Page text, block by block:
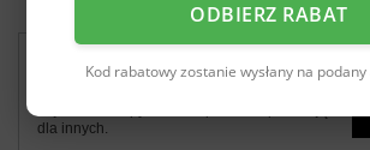
Potrzebujesz pomocy? Masz
dla innych.
ODBIERZ RABAT
Kod rabatowy zostanie wysłany na